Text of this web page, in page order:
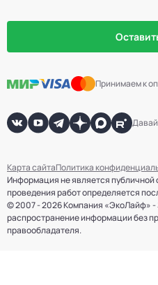
Принимаем к
Информация не является публичной
проведения работ определяется
© 2007 - 2026 Компания «ЭкоЛайф»
распространение информации без
правообладателя.
Карта сайтаПолитика